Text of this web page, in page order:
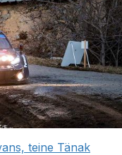
teine Tänak